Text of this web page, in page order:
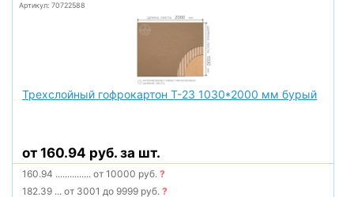
Артикул: 70722588
Трехслойный гофрокартон Т-23 1030*2000 мм бурый
от 160.94 руб. за шт.
160.94 ............... от 10000 руб.?
182.39 ... от 3001 до 9999 руб.?